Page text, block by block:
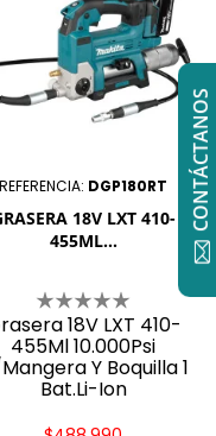
REFERENCIA: DGP180RT
18V LXT 410-
455ML...
18V LXT 410-
455Ml 10.000Psi
Y Boquilla 1
Bat.Li-Ion
CONTÁCTANOS